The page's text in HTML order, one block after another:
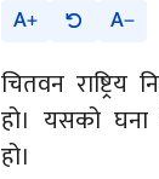
A A
चितवन राष्ट्रिय
हो। यसको
हो।